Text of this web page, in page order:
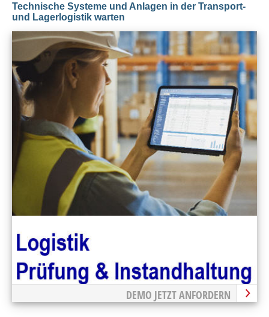
Technische Systeme und Anlagen in der Transport-
und Lagerlogistik warten
DEMO JETZT ANFORDERN